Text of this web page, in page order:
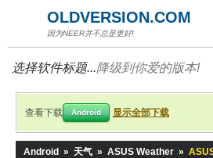
OLDVERSION.COM
因为NEER并不总是更好!
选择软件标题...降级到你爱的版本!
查看下载 Android 显示全部下载
Android » 天气 » ASUS Weather »